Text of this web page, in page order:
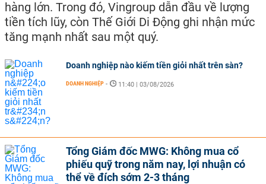
hàng lớn. Trong đó, Vingroup dẫn đầu về lượng
tiền tích lũy, còn Thế Giới Di Động ghi nhận mức
tăng mạnh nhất sau một quý.
Doanh nghiệp nào kiếm tiền giỏi nhất trên sàn?
DOANH NGHIỆP - 11:40 | 03/08/2026
Tổng Giám đốc MWG: Không mua cổ
phiếu quỹ trong năm nay, lợi nhuận có
thể về đích sớm 2-3 tháng